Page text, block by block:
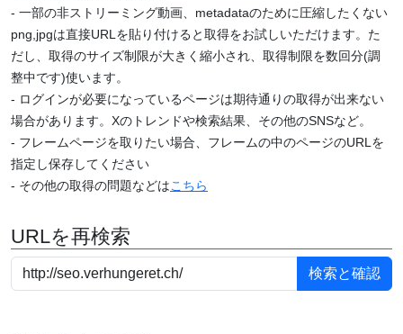
- 一部の非ストリーミング動画、metadataのために圧縮したくない
png,jpgは直接URLを貼り付けると取得をお試しいただけます。た
だし、取得のサイズ制限が大きく縮小され、取得制限を数回分(調
整中です)使います。
- ログインが必要になっているページは期待通りの取得が出来ない
場合があります。Xのトレンドや検索結果、その他のSNSなど。
- フレームページを取りたい場合、フレームの中のページのURLを
指定し保存してください
- その他の取得の問題などはこちら
URLを再検索